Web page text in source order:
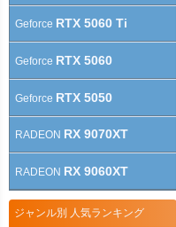
Geforce RTX 5060 Ti
Geforce RTX 5060
Geforce RTX 5050
RADEON RX 9070XT
RADEON RX 9060XT
ジャンル別 人気ランキング